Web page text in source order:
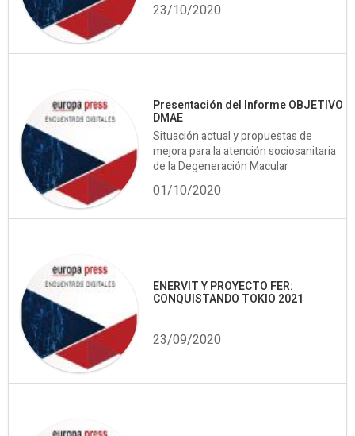
23/10/2020
Presentación del Informe OBJETIVO
DMAE
Situación actual y propuestas de
mejora para la atención sociosanitaria
de la Degeneración Macular
01/10/2020
ENERVIT Y PROYECTO FER:
CONQUISTANDO TOKIO 2021
23/09/2020